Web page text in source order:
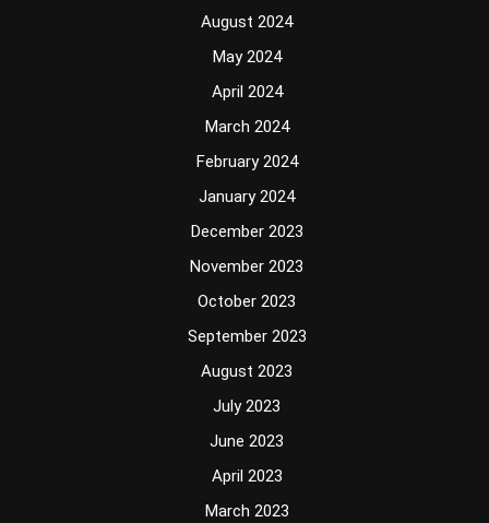
August 2024
May 2024
April 2024
March 2024
February 2024
January 2024
December 2023
November 2023
October 2023
September 2023
August 2023
July 2023
June 2023
April 2023
March 2023